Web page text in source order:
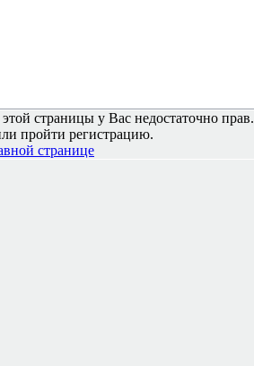
страницы у Вас недостаточно прав.
пройти регистрацию.
странице